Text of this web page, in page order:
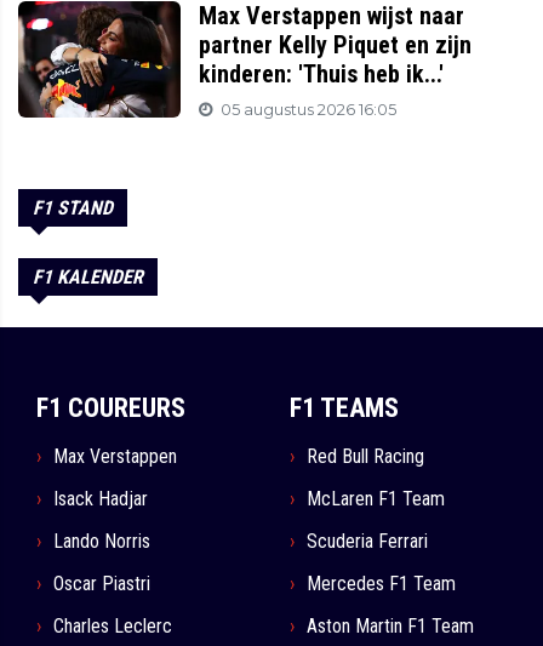
Max Verstappen wijst naar
partner Kelly Piquet en zijn
kinderen: 'Thuis heb ik...'
05 augustus 2026 16:05
F1 STAND
F1 KALENDER
F1 COUREURS
Max Verstappen
Isack Hadjar
Lando Norris
Oscar Piastri
Charles Leclerc
F1 TEAMS
Red Bull Racing
McLaren F1 Team
Scuderia Ferrari
Mercedes F1 Team
Aston Martin F1 Team